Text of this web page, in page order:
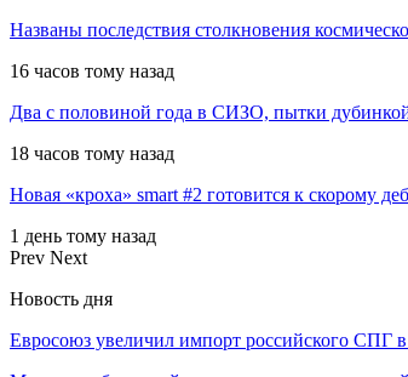
Названы последствия столкновения
16 часов тому назад
Два с половиной года в СИЗО, пытки
18 часов тому назад
Новая «кроха» smart #2 готовится к скорому
1 день тому назад
Prev Next
Новость дня
Евросоюз увеличил импорт российского СПГ